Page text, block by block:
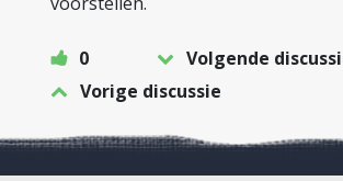
0
Volgende
Vorige discussie